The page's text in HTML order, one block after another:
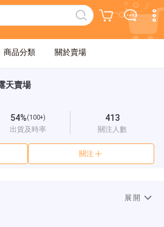
商品分類 關於賣場
天賣場
54%(100+)
出貨及時率
413
關注人數
關注
展開